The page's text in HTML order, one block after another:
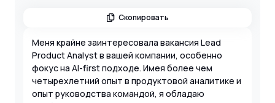
Скопировать
Меня крайне заинтересовала вакансия Lead
Product Analyst в вашей компании, особенно
фокус на AI-first подходе. Имея более чем
четырехлетний опыт в продуктовой аналитике и
опыт руководства командой, я обладаю